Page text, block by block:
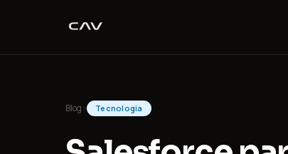
Blog › Tecnologia